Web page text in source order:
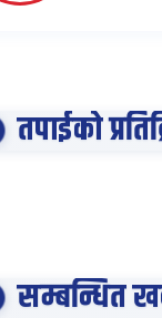
तपाईको
सम्बन्धित